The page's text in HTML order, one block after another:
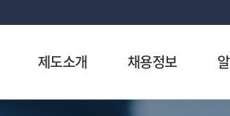
제도소개 채용정보